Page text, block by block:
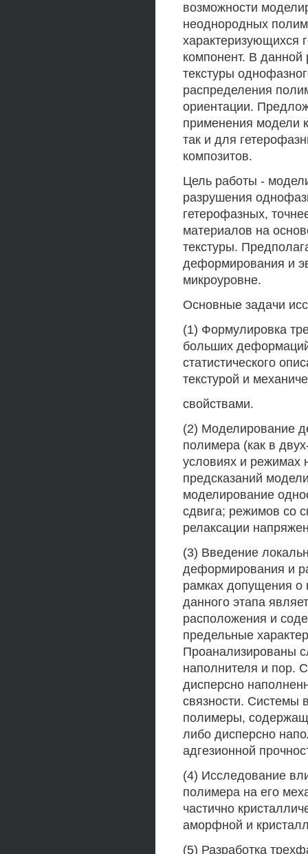
возможности
неоднородных
характеризующихся
компонент. В данной
текстуры
распределения
ориентации.
применения модели
так и для
композитов.
Цель работы -
разрушения
гетерофазных,
материалов на
текстуры.
деформирования и
микроуровне.
Основные задачи
(1) Формулировка
больших
статистического
текстурой и
свойствами.
(2) Моделирование
полимера (как в
условиях и режимах
предсказаний
моделирование
сдвига; режимов со
релаксации
(3) Введение
деформирования и
рамках допущения о
данного этапа
расположения и
предельные
Проанализированы
наполнителя и пор.
дисперсно
связности. Системы
полимеры,
либо дисперсно
адгезионной
(4) Исследование
полимера на его
частично
аморфной и
(5) Разработка